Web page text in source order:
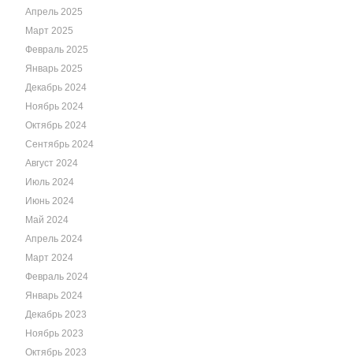
Апрель 2025
Март 2025
Февраль 2025
Январь 2025
Декабрь 2024
Ноябрь 2024
Октябрь 2024
Сентябрь 2024
Август 2024
Июль 2024
Июнь 2024
Май 2024
Апрель 2024
Март 2024
Февраль 2024
Январь 2024
Декабрь 2023
Ноябрь 2023
Октябрь 2023